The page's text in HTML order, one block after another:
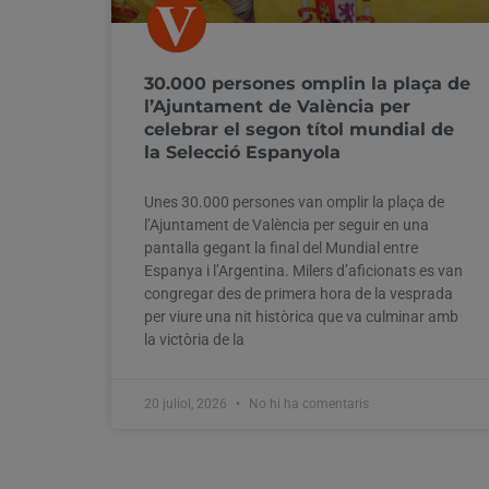
30.000 persones omplin la plaça de
l’Ajuntament de València per
celebrar el segon títol mundial de
la Selecció Espanyola
Unes 30.000 persones van omplir la plaça de
l’Ajuntament de València per seguir en una
pantalla gegant la final del Mundial entre
Espanya i l’Argentina. Milers d’aficionats es van
congregar des de primera hora de la vesprada
per viure una nit històrica que va culminar amb
la victòria de la
20 juliol, 2026 No hi ha comentaris